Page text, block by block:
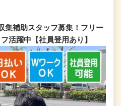
集補助スタッフ募集！フリー
活躍中【社員登用あり】